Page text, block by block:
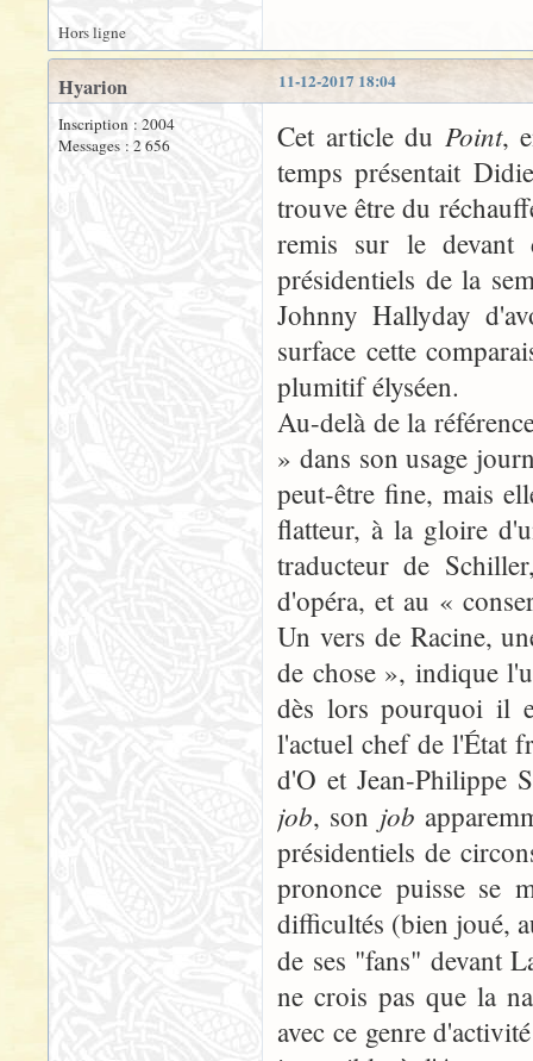
Hors ligne
11-12-2017 18:04
Hyarion
Inscription : 2004
Messages : 2 656
Cet article du Point,
temps présentait
trouve être du
remis sur le devant
présidentiels de la
Johnny Hallyday
surface cette
plumitif élyséen.
Au-delà de la
» dans son usage
peut-être fine, mais
flatteur, à la gloire
traducteur de
d'opéra, et au «
Un vers de Racine,
de chose », indique
dès lors pourquoi il
l'actuel chef de l'État
d'O et Jean-Philippe
job, son job
présidentiels de
prononce puisse se
difficultés (bien joué,
de ses "fans" devant
ne crois pas que la
avec ce genre